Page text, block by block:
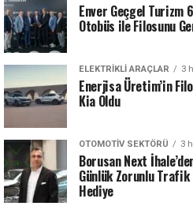
Enver Geçgel Turizm
Otobüs ile Filosunu
ELEKTRIKLI ARAÇLAR 3
Enerjisa Üretim’in
Kia Oldu
OTOMOTIV SEKTÖRÜ 3
Borusan Next
Günlük Zorunlu
Hediye